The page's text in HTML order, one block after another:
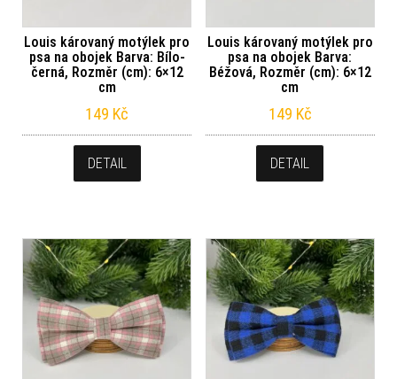
Louis károvaný motýlek pro
psa na obojek Barva: Bílo-
černá, Rozměr (cm): 6×12
cm
149 Kč
DETAIL
Louis károvaný motýlek pro
psa na obojek Barva:
Béžová, Rozměr (cm): 6×12
cm
149 Kč
DETAIL